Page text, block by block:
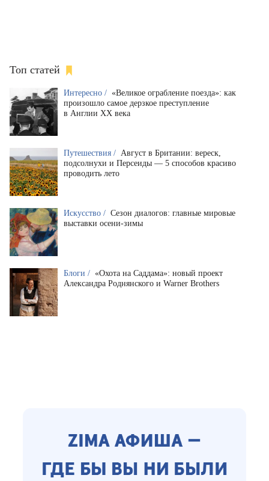
Топ статей
Интересно / «Великое ограбление поезда»: как
произошло самое дерзкое преступление
в Англии XX века
Путешествия / Август в Британии: вереск,
подсолнухи и Персеиды — 5 способов красиво
проводить лето
Искусство / Сезон диалогов: главные мировые
выставки осени-зимы
Блоги / «Охота на Саддама»: новый проект
Александра Роднянского и Warner Brothers